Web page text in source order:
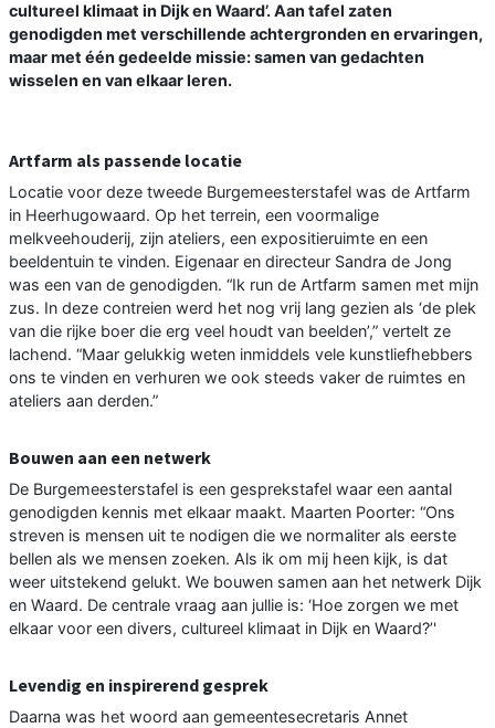
cultureel klimaat in Dijk en Waard’. Aan tafel zaten
genodigden met verschillende achtergronden en ervaringen,
maar met één gedeelde missie: samen van gedachten
wisselen en van elkaar leren.
Artfarm als passende locatie
Locatie voor deze tweede Burgemeesterstafel was de Artfarm
in Heerhugowaard. Op het terrein, een voormalige
melkveehouderij, zijn ateliers, een expositieruimte en een
beeldentuin te vinden. Eigenaar en directeur Sandra de Jong
was een van de genodigden. “Ik run de Artfarm samen met mijn
zus. In deze contreien werd het nog vrij lang gezien als ‘de plek
van die rijke boer die erg veel houdt van beelden’,” vertelt ze
lachend. “Maar gelukkig weten inmiddels vele kunstliefhebbers
ons te vinden en verhuren we ook steeds vaker de ruimtes en
ateliers aan derden.”
Bouwen aan een netwerk
De Burgemeesterstafel is een gesprekstafel waar een aantal
genodigden kennis met elkaar maakt. Maarten Poorter: “Ons
streven is mensen uit te nodigen die we normaliter als eerste
bellen als we mensen zoeken. Als ik om mij heen kijk, is dat
weer uitstekend gelukt. We bouwen samen aan het netwerk Dijk
en Waard. De centrale vraag aan jullie is: ‘Hoe zorgen we met
elkaar voor een divers, cultureel klimaat in Dijk en Waard?’'
Levendig en inspirerend gesprek
Daarna was het woord aan gemeentesecretaris Annet